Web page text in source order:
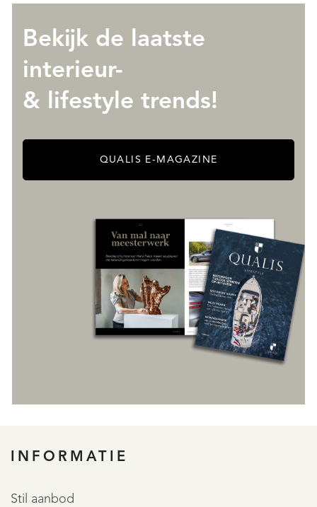
Bekijk de laatste
interieur-
& lifestyle trends!
QUALIS E-MAGAZINE
INFORMATIE
Stil aanbod
OVER QUALIS